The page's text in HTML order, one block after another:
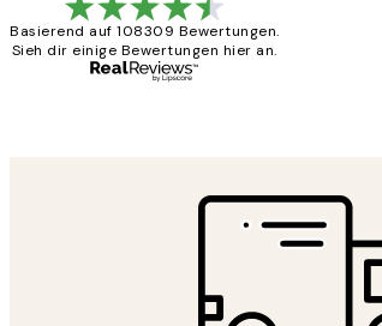
Basierend auf 108309 Bewertungen.
Sieh dir einige Bewertungen hier an.